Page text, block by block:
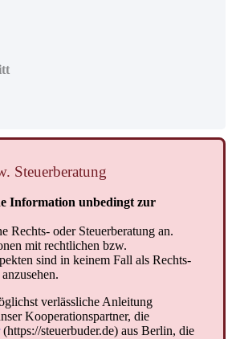
. Steuerberatung
Information unbedingt zur
Rechts- oder Steuerberatung an.
mit rechtlichen bzw.
sind in keinem Fall als Rechts-
anzusehen.
glichst verlässliche Anleitung
Kooperationspartner, die
(https://steuerbuder.de) aus Berlin, die